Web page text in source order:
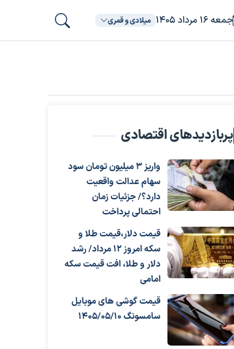
جمعه ۱۶ مرداد ۱۴۰۵ میلادی و قمری
پربازدیدهای اقتصادی
واریز ۳ میلیون تومان سود
سهام عدالت واقعیت
دارد؟/ جزئیات زمان
احتمالی پرداخت
قیمت دلار،قیمت طلا و
سکه امروز ۱۲ مرداد/ رشد
دلار و طلا، افت قیمت سکه
امامی
قیمت گوشی های موبایل
سامسونگ 1405/05/10